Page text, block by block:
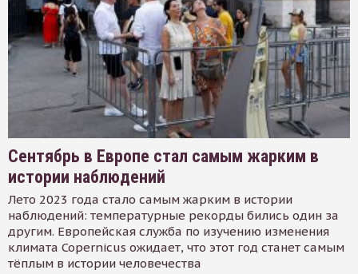
Сентябрь в Европе стал самым жарким в
истории наблюдений
Лето 2023 года стало самым жарким в истории
наблюдений: температурные рекорды бились один за
другим. Европейская служба по изучению изменения
климата Copernicus ожидает, что этот год станет самым
тёплым в истории человечества